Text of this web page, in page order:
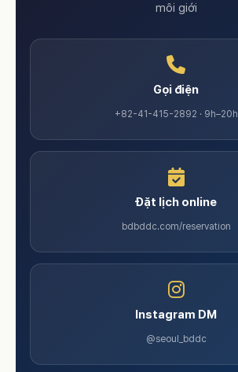
môi giới
Gọi điện
+82-41-415-2892 · 9h–20h
Đặt lịch online
bdbddc.com/reservation
Instagram DM
@seoul_bddc